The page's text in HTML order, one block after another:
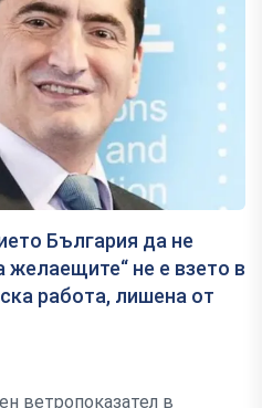
България да не
желаещите“ не е взето в
работа, лишена от
ветропоказател в